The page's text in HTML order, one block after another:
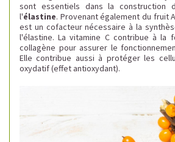
sont essentiels dans la construction
l'élastine. Provenant également du fruit
est un cofacteur nécessaire à la
l'élastine.La vitamine C contribue à la
collagène pour assurer le
Elle contribue aussi à protéger les
oxydatif (effet antioxydant).